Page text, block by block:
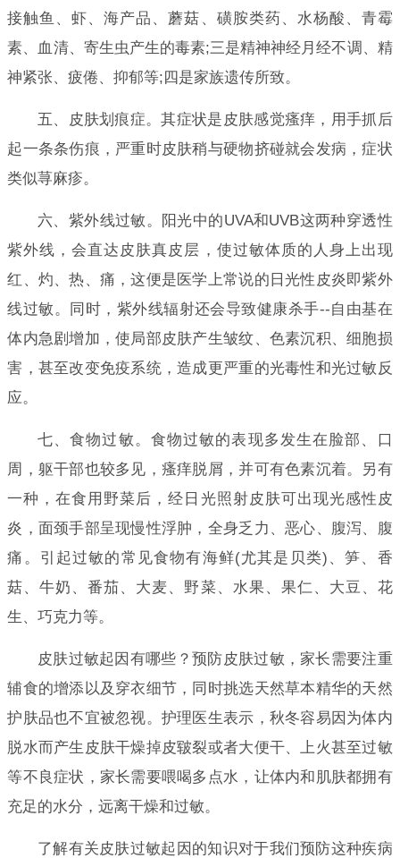
接触鱼、虾、海产品、蘑菇、磺胺类药、水杨酸、青霉
素、血清、寄生虫产生的毒素;三是精神神经月经不调、精
神紧张、疲倦、抑郁等;四是家族遗传所致。
五、皮肤划痕症。其症状是皮肤感觉瘙痒，用手抓后
起一条条伤痕，严重时皮肤稍与硬物挤碰就会发病，症状
类似荨麻疹。
六、紫外线过敏。阳光中的UVA和UVB这两种穿透性
紫外线，会直达皮肤真皮层，使过敏体质的人身上出现
红、灼、热、痛，这便是医学上常说的日光性皮炎即紫外
线过敏。同时，紫外线辐射还会导致健康杀手--自由基在
体内急剧增加，使局部皮肤产生皱纹、色素沉积、细胞损
害，甚至改变免疫系统，造成更严重的光毒性和光过敏反
应。
七、食物过敏。食物过敏的表现多发生在脸部、口
周，躯干部也较多见，瘙痒脱屑，并可有色素沉着。另有
一种，在食用野菜后，经日光照射皮肤可出现光感性皮
炎，面颈手部呈现慢性浮肿，全身乏力、恶心、腹泻、腹
痛。引起过敏的常见食物有海鲜(尤其是贝类)、笋、香
菇、牛奶、番茄、大麦、野菜、水果、果仁、大豆、花
生、巧克力等。
皮肤过敏起因有哪些？预防皮肤过敏，家长需要注重
辅食的增添以及穿衣细节，同时挑选天然草本精华的天然
护肤品也不宜被忽视。护理医生表示，秋冬容易因为体内
脱水而产生皮肤干燥掉皮皲裂或者大便干、上火甚至过敏
等不良症状，家长需要喂喝多点水，让体内和肌肤都拥有
充足的水分，远离干燥和过敏。
了解有关皮肤过敏起因的知识对于我们预防这种疾病